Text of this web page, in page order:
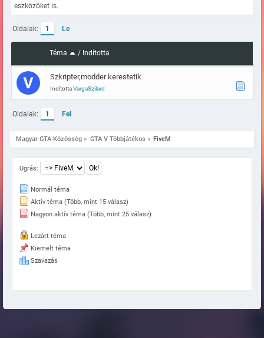
eszközöket is.
Oldalak: 1 Le
Téma / Indította
Szkripter,modder kerestetik
IndítottaVargaSzilard
Oldalak: 1 Fel
Magyar GTA Közösség » GTA V Többjátékos » FiveM
Ugrás:
Normál téma
Aktív téma (Több, mint 15 válasz)
Nagyon aktív téma (Több, mint 25 válasz)
Lezárt téma
Kiemelt téma
Szavazás